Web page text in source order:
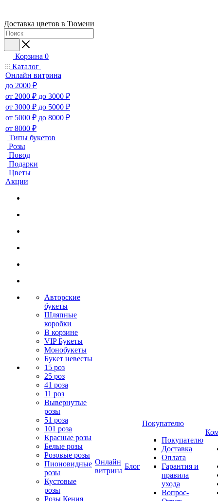
Доставка цветов в Тюмени
Корзина 0
Каталог
Онлайн витрина
до 2000 ₽
от 2000 ₽ до 3000 ₽
от 3000 ₽ до 5000 ₽
от 5000 ₽ до 8000 ₽
от 8000 ₽
Типы букетов
Розы
Повод
Подарки
Цветы
Акции
Авторские
букеты
Шляпные
коробки
В корзине
VIP Букеты
Монобукеты
Букет невесты
15 роз
25 роз
41 роза
11 роз
Вывернутые
розы
51 роза
101 роза
Красные розы
Белые розы
Розовые розы
Пионовидные
розы
Кустовые
розы
Розы Кения
Онлайн
витрина
Блог
Покупателю
Покупателю
Доставка
Оплата
Гарантия и
правила
ухода
Вопрос-